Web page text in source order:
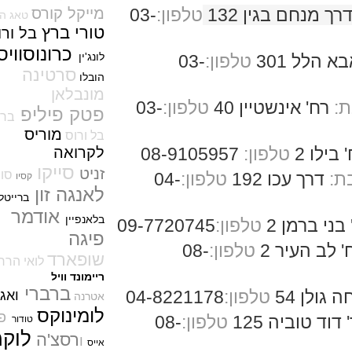
בגין 132 טלפון:03-
301 טלפון:03-
אינשטיין 40 טלפון:03-
2 טלפון:08-9105957
עכו 192
טלפון:04-
2 טלפון:09-7720745
2
טלפון:08-
54 טלפון:04-8221178
125
טלפון:08-
ברייטלינג Breitling Navitimer
Automatic 41
Mille RM 35-03 Automatic
פטק פיליפ Patek Philippe Ref.
5750 "Advanced Research"
Minute Repeater Fortissimo
אדוקס Edox Hydro-Sub
Chronometer
בלאקפיין פיפטי פאטום Blancpain
Fifty Fathom Tourbillon 8 Days
(12/12/2021)
Piguet Royal Oak Offshore Diver
פטק פיליפ משיקים גרסה מיוחדת
מייקל קורס טאג הויר
טורי ברץ בלורוס
כרונוסוויס
סרטינה
מונבלאן
פטק פיליפבריגה
בל ורוס מוריס
לקרואה
סייקו קסיו סווטש
לאנגה זון
ברייטלינג
בלאנפיין אודמר
פיגה
שופארד לואי הררד
ריימונד וויל
אטרנה
ברבריואגנר
לומינוקס טודור פנדי
רסצ'ה לוקמן